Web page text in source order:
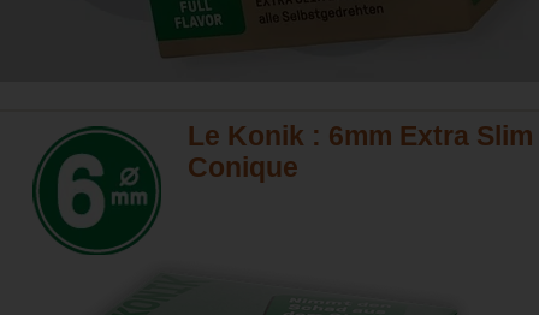
Le Konik : 6mm Extra Slim
Conique